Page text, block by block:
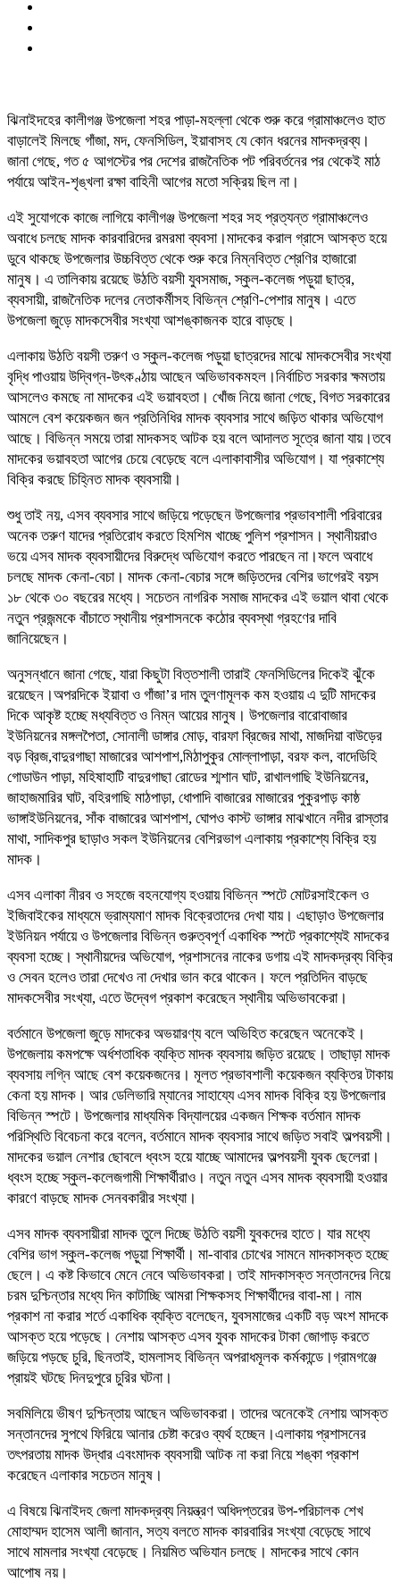
ঝিনাইদহের কালীগঞ্জ উপজেলা শহর পাড়া-মহল্লা থেকে শুরু করে গ্রামাঞ্চলেও হাত
বাড়ালেই মিলছে গাঁজা, মদ, ফেনসিডিল, ইয়াবাসহ যে কোন ধরনের মাদকদ্রব্য।
জানা গেছে, গত ৫ আগস্টের পর দেশের রাজনৈতিক পট পরিবর্তনের পর থেকেই মাঠ
পর্যায়ে আইন-শৃঙ্খলা রক্ষা বাহিনী আগের মতো সক্রিয় ছিল না।
এই সুযোগকে কাজে লাগিয়ে কালীগঞ্জ উপজেলা শহর সহ প্রত্যন্ত গ্রামাঞ্চলেও
অবাধে চলছে মাদক কারবারিদের রমরমা ব্যবসা।মাদকের করাল গ্রাসে আসক্ত হয়ে
ডুবে থাকছে উপজেলার উচ্চবিত্ত থেকে শুরু করে নিম্নবিত্ত শ্রেণির হাজারো
মানুষ। এ তালিকায় রয়েছে উঠতি বয়সী যুবসমাজ, স্কুল-কলেজ পড়ুয়া ছাত্র,
ব্যবসায়ী, রাজনৈতিক দলের নেতাকর্মীসহ বিভিন্ন শ্রেণি-পেশার মানুষ। এতে
উপজেলা জুড়ে মাদকসেবীর সংখ্যা আশঙ্কাজনক হারে বাড়ছে।
এলাকায় উঠতি বয়সী তরুণ ও স্কুল-কলেজ পড়ুয়া ছাত্রদের মাঝে মাদকসেবীর সংখ্যা
বৃদ্ধি পাওয়ায় উদ্বিগ্ন-উৎকণ্ঠায় আছেন অভিভাবকমহল।নির্বাচিত সরকার ক্ষমতায়
আসলেও কমছে না মাদকের এই ভয়াবহতা। খোঁজ নিয়ে জানা গেছে, বিগত সরকারের
আমলে বেশ কয়েকজন জন প্রতিনিধির মাদক ব্যবসার সাথে জড়িত থাকার অভিযোগ
আছে। বিভিন্ন সময়ে তারা মাদকসহ আটক হয় বলে আদালত সূত্রে জানা যায়।তবে
মাদকের ভয়াবহতা আগের চেয়ে বেড়েছে বলে এলাকাবাসীর অভিযোগ। যা প্রকাশ্যে
বিক্রি করছে চিহ্নিত মাদক ব্যবসায়ী।
শুধু তাই নয়, এসব ব্যবসার সাথে জড়িয়ে পড়েছেন উপজেলার প্রভাবশালী পরিবারের
অনেক তরুণ যাদের প্রতিরোধ করতে হিমশিম খাচ্ছে পুলিশ প্রশাসন। স্থানীয়রাও
ভয়ে এসব মাদক ব্যবসায়ীদের বিরুদ্ধে অভিযোগ করতে পারছেন না।ফলে অবাধে
চলছে মাদক কেনা-বেচা। মাদক কেনা-বেচার সঙ্গে জড়িতদের বেশির ভাগেরই বয়স
১৮ থেকে ৩০ বছরের মধ্যে। সচেতন নাগরিক সমাজ মাদকের এই ভয়াল থাবা থেকে
নতুন প্রজন্মকে বাঁচাতে স্থানীয় প্রশাসনকে কঠোর ব্যবস্থা গ্রহণের দাবি
জানিয়েছেন।
অনুসন্ধানে জানা গেছে, যারা কিছুটা বিত্তশালী তারাই ফেনসিডিলের দিকেই ঝুঁকে
রয়েছেন।অপরদিকে ইয়াবা ও গাঁজা’র দাম তুলণামূলক কম হওয়ায় এ দুটি মাদকের
দিকে আকৃষ্ট হচ্ছে মধ্যবিত্ত ও নিম্ন আয়ের মানুষ। উপজেলার বারোবাজার
ইউনিয়নের মঙ্গলপৈতা, সোনালী ডাঙ্গার মোড়, বারফা ব্রিজের মাথা, মাজদিয়া বাউড়ের
বড় ব্রিজ,বাদুরগাছা মাজারের আশপাশ,মিঠাপুকুর মোল্লাপাড়া, বরফ কল, বাদেডিহি
গোডাউন পাড়া, মহিষাহাটি বাদুরগাছা রোডের শ্মশান ঘাট, রাখালগাছি ইউনিয়নের,
জাহাজমারির ঘাট, বহিরগাছি মাঠপাড়া, ধোপাদি বাজারের মাজারের পুকুরপাড় কাষ্ঠ
ভাঙ্গাইউনিয়নের, সাঁক বাজারের আশপাশ, ঘোপও কাস্ট ভাঙ্গার মাঝখানে নদীর রাস্তার
মাথা, সাদিকপুর ছাড়াও সকল ইউনিয়নের বেশিরভাগ এলাকায় প্রকাশ্যে বিক্রি হয়
মাদক।
এসব এলাকা নীরব ও সহজে বহনযোগ্য হওয়ায় বিভিন্ন স্পটে মোটরসাইকেল ও
ইজিবাইকের মাধ্যমে ভ্রাম্যমাণ মাদক বিক্রেতাদের দেখা যায়। এছাড়াও উপজেলার
ইউনিয়ন পর্যায়ে ও উপজেলার বিভিন্ন গুরুত্বপূর্ণ একাধিক স্পটে প্রকাশ্যেই মাদকের
ব্যবসা হচ্ছে। স্থানীয়দের অভিযোগ, প্রশাসনের নাকের ডগায় এই মাদকদ্রব্য বিক্রি
ও সেবন হলেও তারা দেখেও না দেখার ভান করে থাকেন। ফলে প্রতিদিন বাড়ছে
মাদকসেবীর সংখ্যা, এতে উদ্বেগ প্রকাশ করেছেন স্থানীয় অভিভাবকেরা।
বর্তমানে উপজেলা জুড়ে মাদকের অভয়ারণ্য বলে অভিহিত করেছেন অনেকেই।
উপজেলায় কমপক্ষে অর্ধশতাধিক ব্যক্তি মাদক ব্যবসায় জড়িত রয়েছে। তাছাড়া মাদক
ব্যবসায় লগ্নি আছে বেশ কয়েকজনের। মূলত প্রভাবশালী কয়েকজন ব্যক্তির টাকায়
কেনা হয় মাদক। আর ডেলিভারি ম্যানের সাহায্যে এসব মাদক বিক্রি হয় উপজেলার
বিভিন্ন স্পটে। উপজেলার মাধ্যমিক বিদ্যালয়ের একজন শিক্ষক বর্তমান মাদক
পরিস্থিতি বিবেচনা করে বলেন, বর্তমানে মাদক ব্যবসার সাথে জড়িত সবাই অল্পবয়সী।
মাদকের ভয়াল নেশার ছোবলে ধ্বংস হয়ে যাচ্ছে আমাদের অল্পবয়সী যুবক ছেলেরা।
ধ্বংস হচ্ছে স্কুল-কলেজগামী শিক্ষার্থীরাও। নতুন নতুন এসব মাদক ব্যবসায়ী হওয়ার
কারণে বাড়ছে মাদক সেনবকারীর সংখ্যা।
এসব মাদক ব্যবসায়ীরা মাদক তুলে দিচ্ছে উঠতি বয়সী যুবকদের হাতে। যার মধ্যে
বেশির ভাগ স্কুল-কলেজ পড়ুয়া শিক্ষার্থী। মা-বাবার চোখের সামনে মাদকাসক্ত হচ্ছে
ছেলে। এ কষ্ট কিভাবে মেনে নেবে অভিভাবকরা। তাই মাদকাসক্ত সন্তানদের নিয়ে
চরম দুশ্চিন্তার মধ্যে দিন কাটাচ্ছি আমরা শিক্ষকসহ শিক্ষার্থীদের বাবা-মা। নাম
প্রকাশ না করার শর্তে একাধিক ব্যক্তি বলেছেন, যুবসমাজের একটি বড় অংশ মাদকে
আসক্ত হয়ে পড়েছে। নেশায় আসক্ত এসব যুবক মাদকের টাকা জোগাড় করতে
জড়িয়ে পড়ছে চুরি, ছিনতাই, হামলাসহ বিভিন্ন অপরাধমূলক কর্মকান্ডে।গ্রামগঞ্জে
প্রায়ই ঘটছে দিনদুপুরে চুরির ঘটনা।
সবমিলিয়ে ভীষণ দুশ্চিন্তায় আছেন অভিভাবকরা। তাদের অনেকেই নেশায় আসক্ত
সন্তানদের সুপথে ফিরিয়ে আনার চেষ্টা করেও ব্যর্থ হচ্ছেন।এলাকায় প্রশাসনের
তৎপরতায় মাদক উদ্ধার এবংমাদক ব্যবসায়ী আটক না করা নিয়ে শঙ্কা প্রকাশ
করেছেন এলাকার সচেতন মানুষ।
এ বিষয়ে ঝিনাইদহ জেলা মাদকদ্রব্য নিয়ন্ত্রণ অধিদপ্তরের উপ-পরিচালক শেখ
মোহাম্মদ হাসেম আলী জানান, সত্য বলতে মাদক কারবারির সংখ্যা বেড়েছে সাথে
সাথে মামলার সংখ্যা বেড়েছে। নিয়মিত অভিযান চলছে। মাদকের সাথে কোন
আপোষ নয়।